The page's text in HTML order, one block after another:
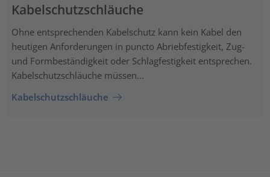
Kabelschutzschläuche
Ohne entsprechenden Kabelschutz kann kein Kabel den
heutigen Anforderungen in puncto Abriebfestigkeit, Zug-
und Formbeständigkeit oder Schlagfestigkeit entsprechen.
Kabelschutzschläuche müssen...
Kabelschutzschläuche